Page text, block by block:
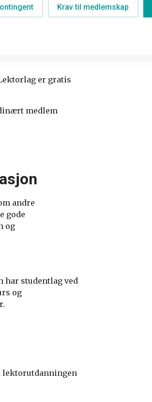
Krav til medlemskap
er gratis
medlem
andre
gode
og
har studentlag ved
og
lektorutdanningen